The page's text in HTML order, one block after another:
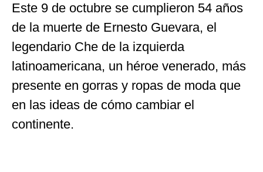
Este 9 de octubre se cumplieron 54 años
de la muerte de Ernesto Guevara, el
legendario Che de la izquierda
latinoamericana, un héroe venerado, más
presente en gorras y ropas de moda que
en las ideas de cómo cambiar el
continente.